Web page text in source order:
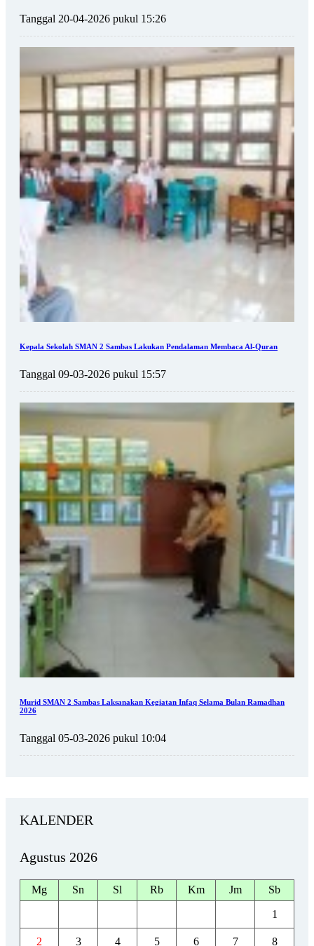
Tanggal 20-04-2026 pukul 15:26
Kepala Sekolah SMAN 2 Sambas Lakukan Pendalaman Membaca Al-Quran
Tanggal 09-03-2026 pukul 15:57
Murid SMAN 2 Sambas Laksanakan Kegiatan Infaq Selama Bulan Ramadhan
2026
Tanggal 05-03-2026 pukul 10:04
KALENDER
Agustus 2026
Mg Sn Sl Rb Km Jm Sb
1
2 3 4 5 6 7 8